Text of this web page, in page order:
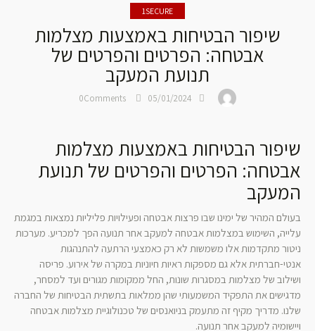
1SECURE
שיפור הבטיחות באמצעות מצלמות
אבטחה: הפרטים והפרטים של
תנועת המעקב
05/01/2024
0Comments
שיפור הבטיחות באמצעות מצלמות
אבטחה: הפרטים והפרטים של תנועת
המעקב
בעולם המהיר של ימינו שבו פרצות אבטחה ופעילויות פליליות נמצאות במגמת
עלייה, השימוש במצלמות אבטחה למעקב אחר תנועה הפך למכריע. מערכות
ניטור מתקדמות אלו משמשות לא רק כאמצעי הרתעה להתנהגות
אנטי-חברתית אלא גם מספקות ראיות חיוניות במקרה של אירוע. פריסה
ושילוב של מצלמות במסגרות שונות, החל ממקומות מגורים ועד למסחר,
מדגישים את התפקיד המשמעותי שהן ממלאות בתשתית הבטיחות של החברה
שלנו. מדריך מקיף זה מתעמק בניואנסים של טכנולוגיית מצלמות אבטחה
ויישומיה למעקב אחר תנועה.